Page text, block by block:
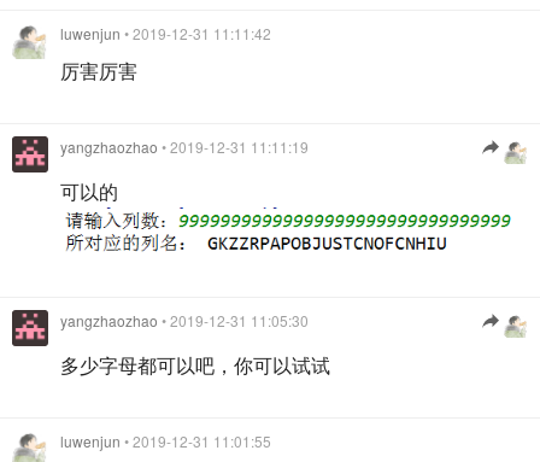
luwenjun • 2019-12-31 11:11:42
厉害厉害
yangzhaozhao • 2019-12-31 11:11:19
可以的
yangzhaozhao • 2019-12-31 11:05:30
多少字母都可以吧，你可以试试
luwenjun • 2019-12-31 11:01:55